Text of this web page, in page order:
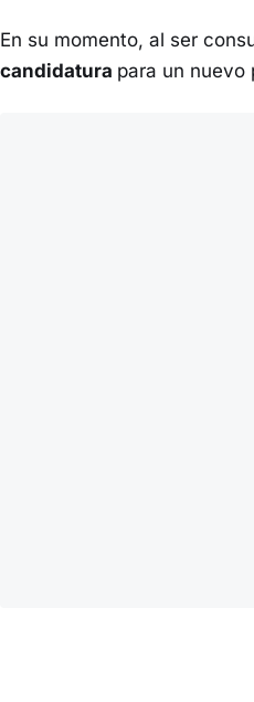
En su momento, al ser
candidatura para un